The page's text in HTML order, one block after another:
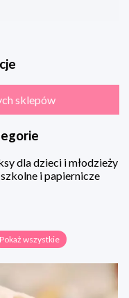
sklepów
dla dzieci i młodzieży
i papiernicze
Pokaż wszystkie